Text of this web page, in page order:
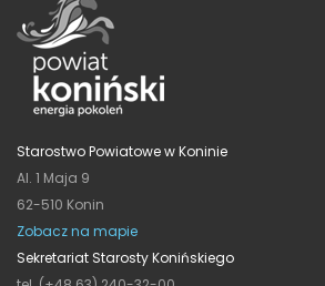
Starostwo Powiatowe w Koninie
Al. 1 Maja 9
62-510 Konin
Zobacz na mapie
Sekretariat Starosty Konińskiego